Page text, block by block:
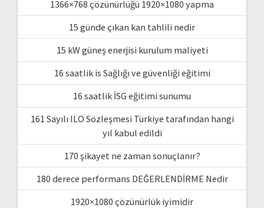
1366×768 çözünürlüğü 1920×1080 yapma
15 günde çıkan kan tahlili nedir
15 kW güneş enerjisi kurulum maliyeti
16 saatlik is Sağlığı ve güvenliği eğitimi
16 saatlik İSG eğitimi sunumu
161 Sayılı ILO Sözleşmesi Türkiye tarafından hangi
yıl kabul edildi
170 şikayet ne zaman sonuçlanır?
180 derece performans DEĞERLENDİRME Nedir
1920×1080 çözünürlük iyimidir